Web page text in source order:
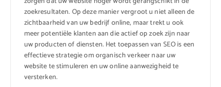
zoekresultaten. Op deze manier vergroot u niet alleen de
zichtbaarheid van uw bedrijf online, maar trekt u ook
meer potentiële klanten aan die actief op zoek zijn naar
uw producten of diensten. Het toepassen van SEO is een
effectieve strategie om organisch verkeer naar uw
website te stimuleren en uw online aanwezigheid te
versterken.